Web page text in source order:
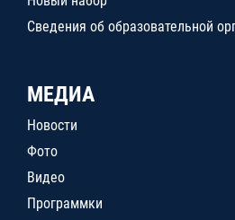
Сведения об образовательной
МЕДИА
Новости
Фото
Видео
Программки